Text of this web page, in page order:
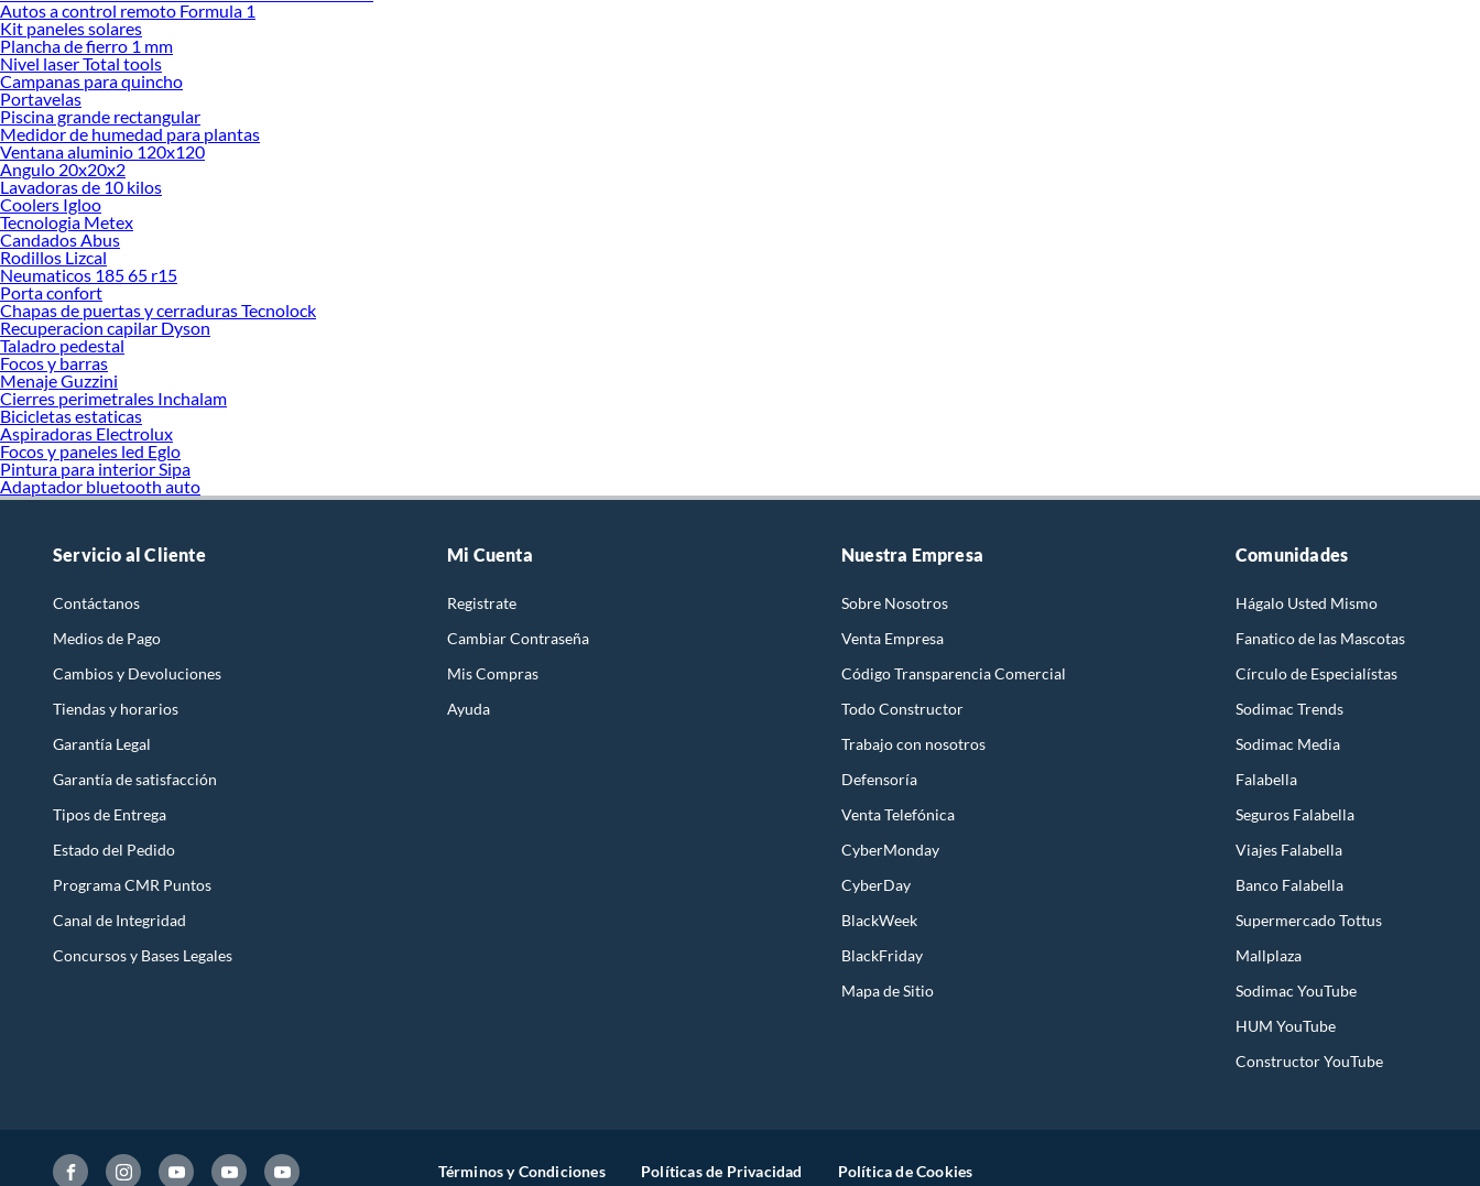
Autos a control remoto Formula 1
Kit paneles solares
Plancha de fierro 1 mm
Nivel laser Total tools
Campanas para quincho
Portavelas
Piscina grande rectangular
Medidor de humedad para plantas
Ventana aluminio 120x120
Angulo 20x20x2
Lavadoras de 10 kilos
Coolers Igloo
Tecnologia Metex
Candados Abus
Rodillos Lizcal
Neumaticos 185 65 r15
Porta confort
Chapas de puertas y cerraduras Tecnolock
Recuperacion capilar Dyson
Taladro pedestal
Focos y barras
Menaje Guzzini
Cierres perimetrales Inchalam
Bicicletas estaticas
Aspiradoras Electrolux
Focos y paneles led Eglo
Pintura para interior Sipa
Adaptador bluetooth auto
Servicio al Cliente
Contáctanos
Medios de Pago
Cambios y Devoluciones
Tiendas y horarios
Garantía Legal
Garantía de satisfacción
Tipos de Entrega
Estado del Pedido
Programa CMR Puntos
Canal de Integridad
Concursos y Bases Legales
Mi Cuenta
Registrate
Cambiar Contraseña
Mis Compras
Ayuda
Nuestra Empresa
Sobre Nosotros
Venta Empresa
Código Transparencia Comercial
Todo Constructor
Trabajo con nosotros
Defensoría
Venta Telefónica
CyberMonday
CyberDay
BlackWeek
BlackFriday
Mapa de Sitio
Comunidades
Hágalo Usted Mismo
Fanatico de las Mascotas
Círculo de Especialístas
Sodimac Trends
Sodimac Media
Falabella
Seguros Falabella
Viajes Falabella
Banco Falabella
Supermercado Tottus
Mallplaza
Sodimac YouTube
HUM YouTube
Constructor YouTube
Términos y Condiciones Políticas de Privacidad Política de Cookies